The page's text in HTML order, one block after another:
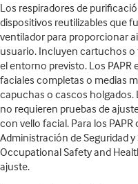
Los respiradores de
dispositivos reutilizables que
ventilador para proporcionar
usuario. Incluyen cartuchos o
el entorno previsto. Los
faciales completas o medias
capuchas o cascos holgados.
no requieren pruebas de
con vello facial. Para los
Administración de Seguridad
Occupational Safety and
ajuste.